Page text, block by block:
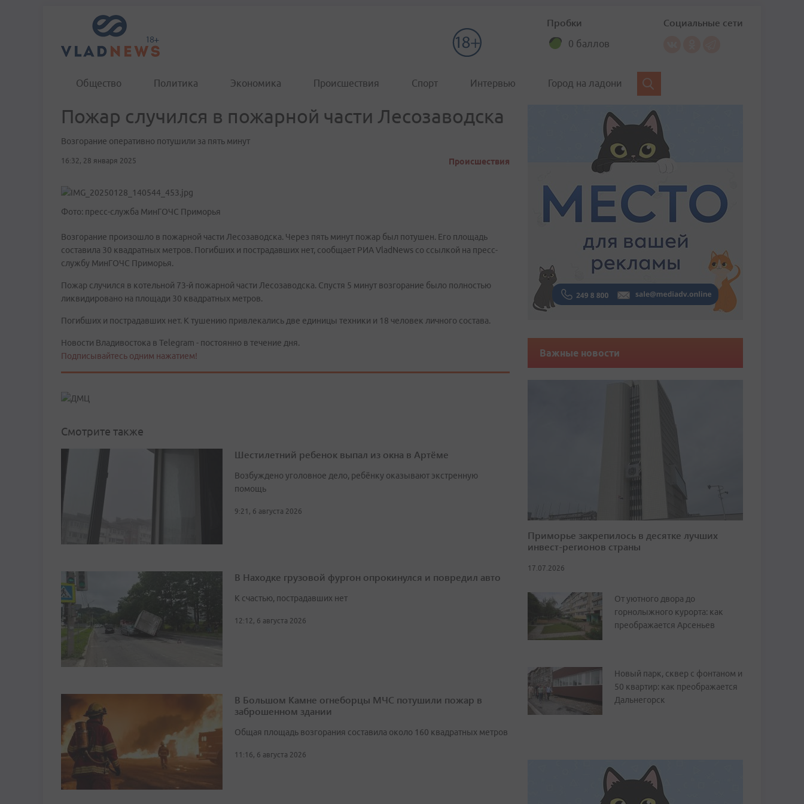
Пробки
0 баллов
Социальные сети
Общество Политика Экономика Происшествия Спорт Интервью Город на ладони
Пожар случился в пожарной части Лесозаводска
Возгорание оперативно потушили за пять минут
16:32, 28 января 2025 Происшествия
Фото: пресс-служба МинГОЧС Приморья
Возгорание произошло в пожарной части Лесозаводска. Через пять минут пожар был потушен. Его площадь
составила 30 квадратных метров. Погибших и пострадавших нет, сообщает РИА VladNews со ссылкой на пресс-
службу МинГОЧС Приморья.
Пожар случился в котельной 73-й пожарной части Лесозаводска. Спустя 5 минут возгорание было полностью
ликвидировано на площади 30 квадратных метров.
Погибших и пострадавших нет. К тушению привлекались две единицы техники и 18 человек личного состава.
Новости Владивостока в Telegram - постоянно в течение дня.
Подписывайтесь одним нажатием!
Смотрите также
Шестилетний ребенок выпал из окна в Артёме
Возбуждено уголовное дело, ребёнку оказывают экстренную
помощь
9:21, 6 августа 2026
В Находке грузовой фургон опрокинулся и повредил авто
К счастью, пострадавших нет
12:12, 6 августа 2026
В Большом Камне огнеборцы МЧС потушили пожар в
заброшенном здании
Общая площадь возгорания составила около 160 квадратных метров
11:16, 6 августа 2026
Важные новости
Приморье закрепилось в десятке лучших
инвест-регионов страны
17.07.2026
От уютного двора до
горнолыжного курорта: как
преображается Арсеньев
Новый парк, сквер с фонтаном и
50 квартир: как преображается
Дальнегорск